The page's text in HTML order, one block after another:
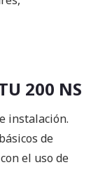
200 NS
instalación.
de
el uso de